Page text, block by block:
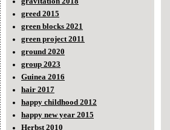
greed 2015
green blocks 2021
green project 2011
ground 2020
group 2023
Guinea 2016
hair 2017
happy childhood 2012
happy new year 2015
Herbst 2010